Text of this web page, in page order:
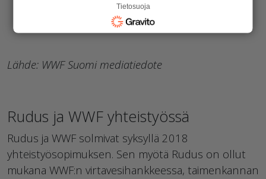
Lähde: WWF Suomi mediatiedote
Rudus ja WWF yhteistyössä
Rudus ja WWF solmivat syksyllä 2018
yhteistyösopimuksen. Sen myötä Rudus on ollut
mukana WWF:n virtavesihankkeessa, taimenkannan
Tietosuoja